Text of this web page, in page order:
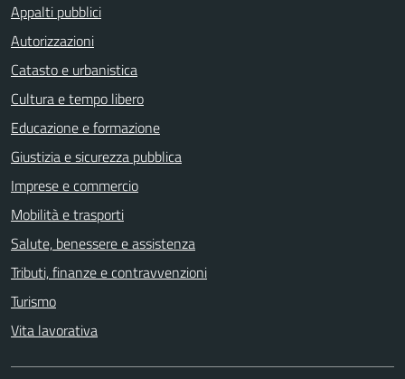
Appalti pubblici
Autorizzazioni
Catasto e urbanistica
Cultura e tempo libero
Educazione e formazione
Giustizia e sicurezza pubblica
Imprese e commercio
Mobilità e trasporti
Salute, benessere e assistenza
Tributi, finanze e contravvenzioni
Turismo
Vita lavorativa